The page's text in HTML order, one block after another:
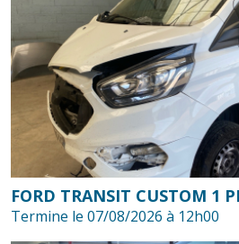
FORD TRANSIT CUSTOM 1
Termine le 07/08/2026 à 12h00